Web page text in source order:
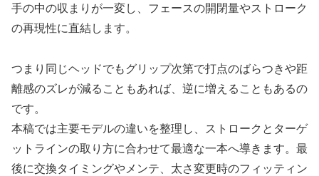
手の中の収まりが一変し、フェースの開閉量やストローク
の再現性に直結します。
つまり同じヘッドでもグリップ次第で打点のばらつきや距
離感のズレが減ることもあれば、逆に増えることもあるの
です。
本稿では主要モデルの違いを整理し、ストロークとターゲ
ットラインの取り方に合わせて最適な一本へ導きます。最
後に交換タイミングやメンテ、太さ変更時のフィッティン